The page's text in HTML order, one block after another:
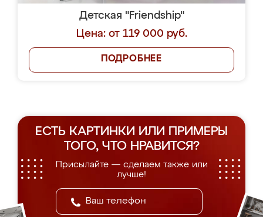
Детская "Friendship"
Цена: от 119 000 руб.
ПОДРОБНЕЕ
ЕСТЬ КАРТИНКИ ИЛИ ПРИМЕРЫ
ТОГО, ЧТО НРАВИТСЯ?
Присылайте — сделаем также или
лучше!